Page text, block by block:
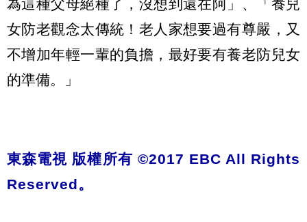
為這種父母絕種了，沒想到還在阿」、「養兒
女防老觀念太傳統！老人家想要過有尊嚴，又
不增加年輕一輩的負擔，最好要有養老防兒女
的準備。」
東森電視 版權所有 ©2017 EBC All Rights
Reserved。